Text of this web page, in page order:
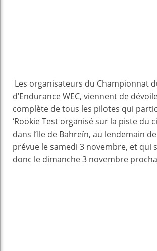
Les organisateurs du Championnat
d’Endurance WEC, viennent de
complète de tous les pilotes qui
‘Rookie Test organisé sur la piste du
dans l’Ile de Bahreïn, au lendemain
prévue le samedi 3 novembre, et qui
donc le dimanche 3 novembre